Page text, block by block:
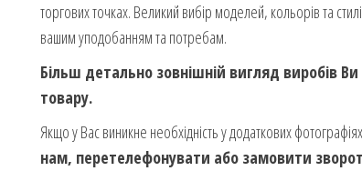
торгових точках. Великий вибір моделей, кольорів та
вашим уподобанням та потребам.
Більш детально зовнішній вигляд виробів
товару.
Якщо у Вас виникне необхідність у додаткових
нам, перетелефонувати або замовити